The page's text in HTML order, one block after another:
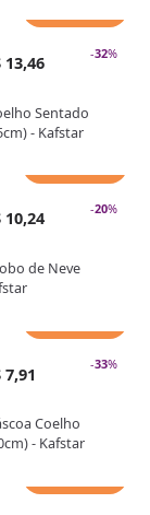
-32%
13,46
Sentado
- Kafstar
-20%
10,24
de Neve
-33%
7,91
Coelho
- Kafstar